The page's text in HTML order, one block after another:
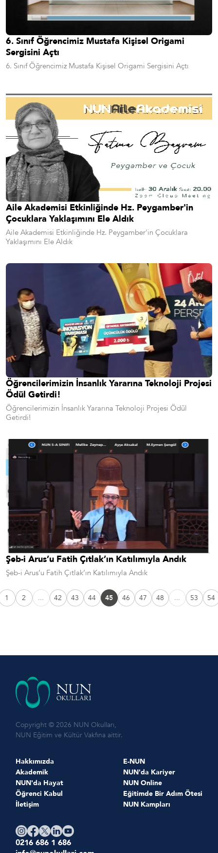
6. Sınıf Öğrencimiz Mustafa Kişisel Origami
Sergisini Açtı
6. Sınıf Öğrencimiz Mustafa Kişisel Origami Sergisini Açtı
Aile Akademisi Etkinliğinde Hz. Peygamber'in
Çocuklara Yaklaşımını Ele Aldık
Aile Akademisi Etkinliğinde Hz. Peygamber'in Çocuklara
Yaklaşımını Ele Aldık
Öğrencilerimizin İnsanlık Yararına Teknoloji Projesi
Ödül Getirdi!
Öğrencilerimizin İnsanlık Yararına Teknoloji Projesi Ödül
Getirdi!
Şeb-i Arus’u Fatih Çıtlak’ın Katılımıyla Andık
Şeb-i Arus’u Fatih Çıtlak’ın Katılımıyla Andık
1 2 ... 42 43 44 45 46 47 48 ... 53 54
Copyright © 2026 NUN Okulları,
NUN Eğitim ve Kültür Vakfına aittir.
Hakkımızda
Akademik
NUN'da Hayat
Öğrenci Kabul
İletişim
E-NUN
NUN'da Kariyer
NUN Online
Eğitimde Bir Adım Ötesi
NUN Kampları
0216 686 1 686